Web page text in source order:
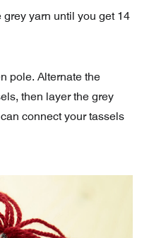
yarn until you get 14
pole. Alternate the
then layer the grey
connect your tassels